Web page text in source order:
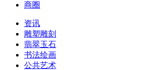
商圈
资讯
雕塑雕刻
翡翠玉石
书法绘画
公共艺术